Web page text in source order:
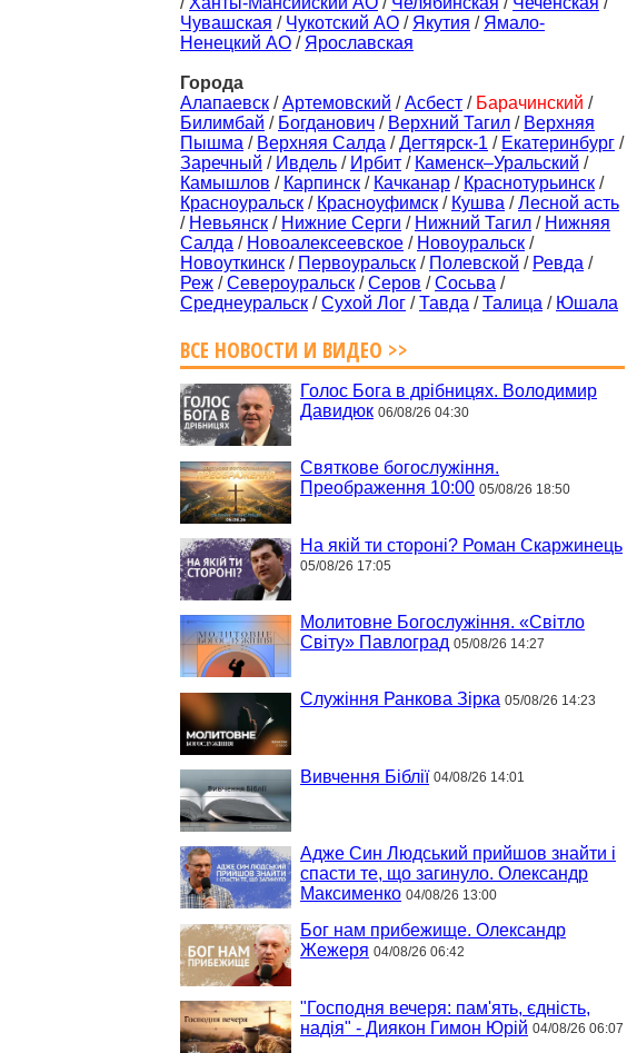
Чувашская / Чукотский АО / Якутия / Ямало-
Ненецкий АО / Ярославская
Города
Алапаевск /Артемовский /Асбест / Барачинский /
Билимбай / Богданович / Верхний Тагил / Верхняя
Пышма / Верхняя Салда /Дегтярск-1 / Екатеринбург /
Заречный / Ивдель / Ирбит / Каменск–Уральский /
Камышлов / Карпинск / Качканар / Краснотурьинск /
Красноуральск / Красноуфимск / Кушва /Лесной асть
/ Невьянск / Нижние Серги / Нижний Тагил / Нижняя
Салда / Новоалексеевское / Новоуральск /
Новоуткинск / Первоуральск / Полевской / Ревда /
Реж /Североуральск /Серов /Сосьва /
Среднеуральск /Сухой Лог /Тавда /Талица / Юшала
ВСЕ НОВОСТИ И ВИДЕО >>
Голос Бога в дрібницях. Володимир
Давидюк 06/08/26 04:30
Святкове богослужіння.
Преображення 10:00 05/08/26 18:50
На якій ти стороні? Роман Скаржинець
05/08/26 17:05
Молитовне Богослужіння. «Світло
Світу» Павлоград 05/08/26 14:27
Служіння Ранкова Зірка 05/08/26 14:23
Вивчення Біблії 04/08/26 14:01
Адже Син Людський прийшов знайти і
спасти те, що загинуло. Олександр
Максименко 04/08/26 13:00
Бог нам прибежище. Олександр
Жежеря 04/08/26 06:42
"Господня вечеря: пам'ять, єдність,
надія" - Диякон Гимон Юрій 04/08/26 06:07